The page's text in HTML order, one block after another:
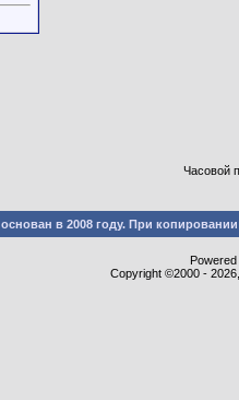
Часовой
основан в 2008 году. При
Copyright ©2000 -